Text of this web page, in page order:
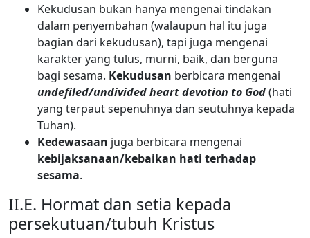
Kekudusan bukan hanya mengenai tindakan
dalam penyembahan (walaupun hal itu juga
bagian dari kekudusan), tapi juga mengenai
karakter yang tulus, murni, baik, dan berguna
bagi sesama. Kekudusan berbicara mengenai
undefiled/undivided heart devotion to God(hati
yang terpaut sepenuhnya dan seutuhnya kepada
Tuhan).
Kedewasaan juga berbicara mengenai
kebijaksanaan/kebaikan hati terhadap
sesama.
II.E. Hormat dan setia kepada
persekutuan/tubuh Kristus